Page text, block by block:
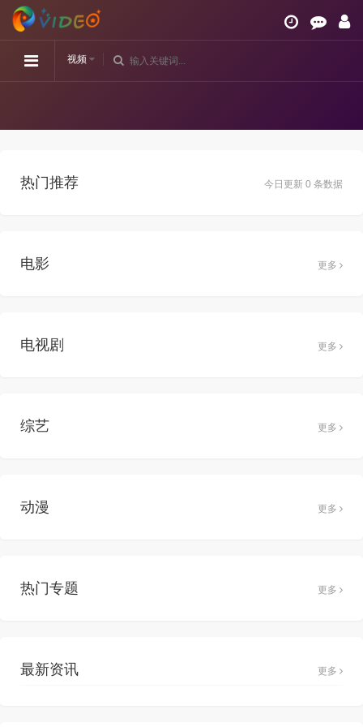
视频
今日更新 0 条数据
热门推荐
电影 更多
电视剧 更多
综艺 更多
动漫 更多
热门专题 更多
最新资讯 更多